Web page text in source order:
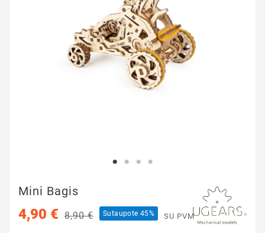
Mini Bagis
4,90 € 8,90 € Sutaupote 45% SU PVM